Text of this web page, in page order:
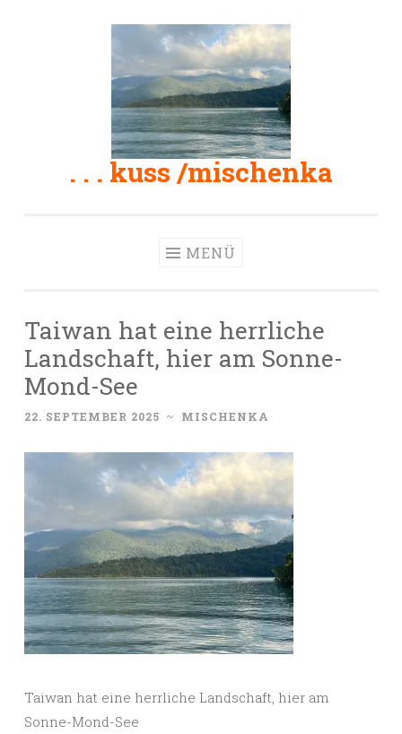
. . . kuss /mischenka
MENÜ
Taiwan hat eine herrliche
Landschaft, hier am Sonne-
Mond-See
22. SEPTEMBER 2025 ~ MISCHENKA
Taiwan hat eine herrliche Landschaft, hier am
Sonne-Mond-See